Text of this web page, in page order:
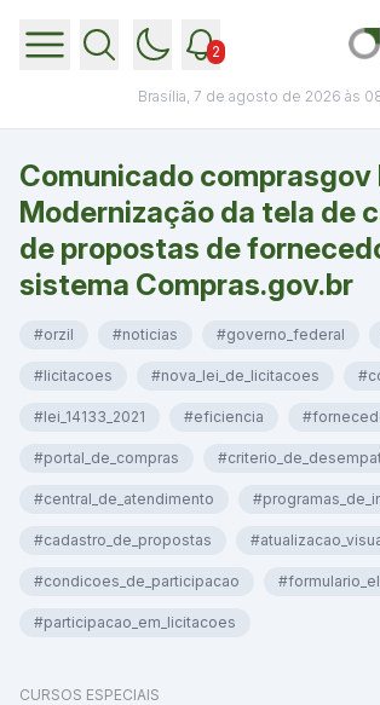
2
Brasília, 7 de agosto de 2026 às
Comunicado comprasgov
Modernização da tela de
de propostas de
sistema Compras.gov.br
#orzil #noticias #governo_federal
#licitacoes #nova_lei_de_licitacoes
#lei_14133_2021 #eficiencia
#portal_de_compras
#central_de_atendimento
#cadastro_de_propostas
#condicoes_de_participacao
#participacao_em_licitacoes
CURSOS ESPECIAIS